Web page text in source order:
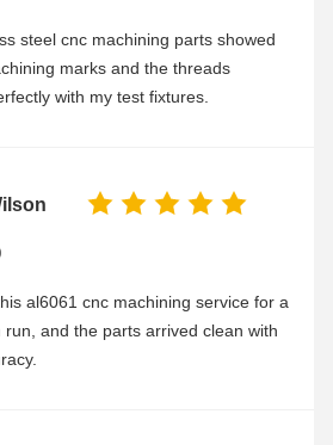
steel cnc machining parts showed
marks and the threads
with my test fixtures.
al6061 cnc machining service for a
run, and the parts arrived clean with